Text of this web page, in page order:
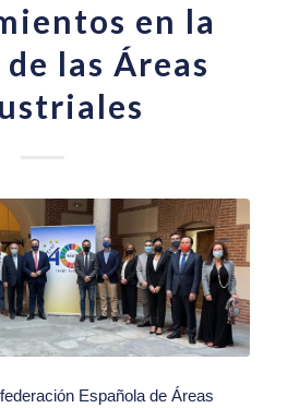
en la
las Áreas
Española de Áreas